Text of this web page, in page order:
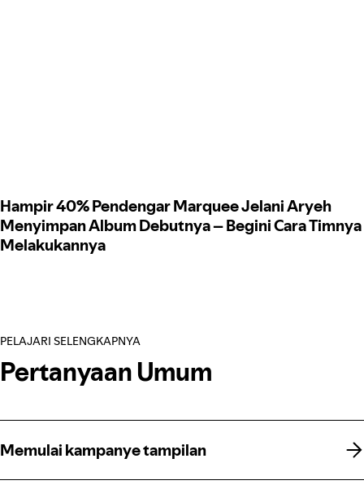
Hampir 40% Pendengar Marquee Jelani Aryeh
Menyimpan Album Debutnya – Begini Cara Timnya
Melakukannya
PELAJARI SELENGKAPNYA
Pertanyaan Umum
Memulai kampanye tampilan
Memulai kampanye tampilan